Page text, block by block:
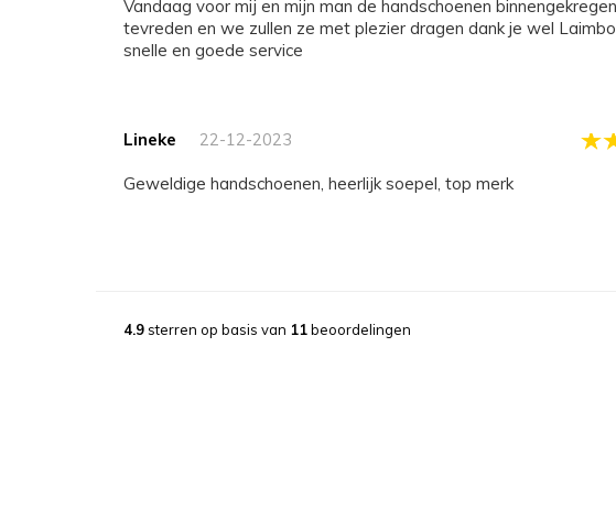
Vandaag voor mij en mijn man de handschoenen binnengekregen .Zeer
tevreden en we zullen ze met plezier dragen dank je wel
snelle en goede service
Lineke 22-12-2023
Geweldige handschoenen, heerlijk soepel, top merk
4.9sterren op basis van 11beoordelingen